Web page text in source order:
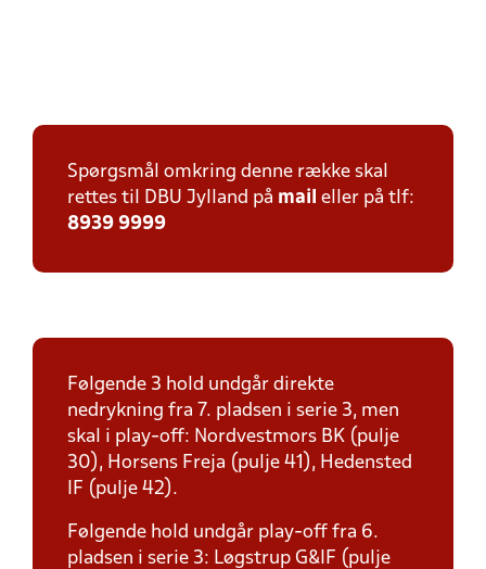
Spørgsmål omkring denne række skal
rettes til DBU Jylland på mail eller på tlf:
8939 9999
Følgende 3 hold undgår direkte
nedrykning fra 7. pladsen i serie 3, men
skal i play-off: Nordvestmors BK (pulje
30), Horsens Freja (pulje 41), Hedensted
IF (pulje 42).
Følgende hold undgår play-off fra 6.
pladsen i serie 3: Løgstrup G&IF (pulje